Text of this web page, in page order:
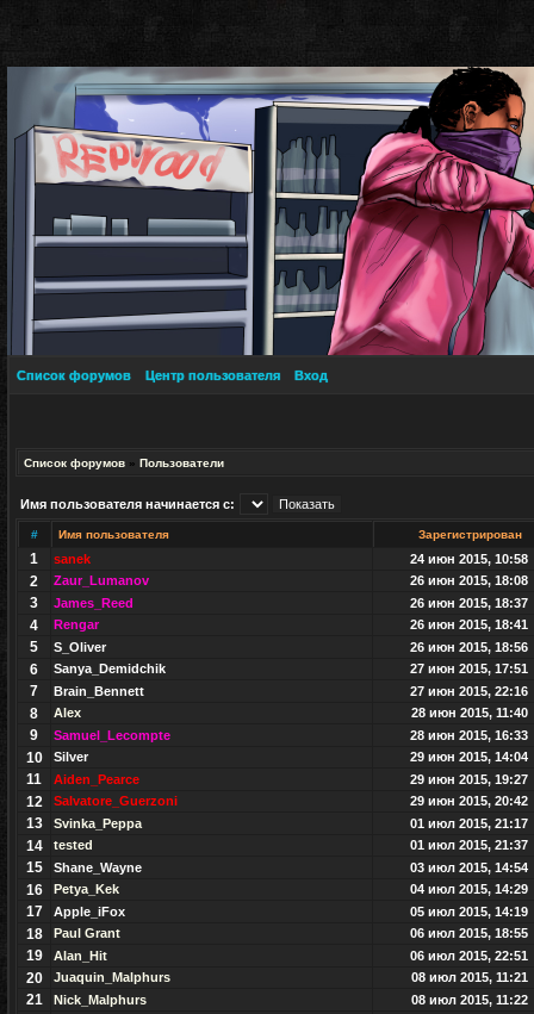
Список форумов Центр пользователя Вход
Список форумов » Пользователи
Имя пользователя начинается с:
# Имя пользователя Зарегистрирован
1 sanek 24 июн 2015, 10:58
2 Zaur_Lumanov 26 июн 2015, 18:08
3 James_Reed 26 июн 2015, 18:37
4 Rengar 26 июн 2015, 18:41
5 S_Oliver 26 июн 2015, 18:56
6 Sanya_Demidchik 27 июн 2015, 17:51
7 Brain_Bennett 27 июн 2015, 22:16
8 Alex 28 июн 2015, 11:40
9 Samuel_Lecompte 28 июн 2015, 16:33
10 Silver 29 июн 2015, 14:04
11 Aiden_Pearce 29 июн 2015, 19:27
12 Salvatore_Guerzoni 29 июн 2015, 20:42
13 Svinka_Peppa 01 июл 2015, 21:17
14 tested 01 июл 2015, 21:37
15 Shane_Wayne 03 июл 2015, 14:54
16 Petya_Kek 04 июл 2015, 14:29
17 Apple_iFox 05 июл 2015, 14:19
18 Paul Grant 06 июл 2015, 18:55
19 Alan_Hit 06 июл 2015, 22:51
20 Juaquin_Malphurs 08 июл 2015, 11:21
21 Nick_Malphurs 08 июл 2015, 11:22